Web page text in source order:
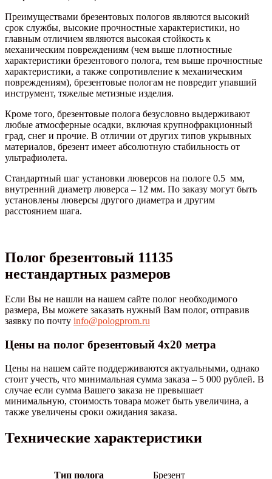
Преимуществами брезентовых пологов являются высокий
срок службы, высокие прочностные характеристики, но
главным отличием являются высокая стойкость к
механическим повреждениям (чем выше плотностные
характеристики брезентового полога, тем выше прочностные
характеристики, а также сопротивление к механическим
повреждениям), брезентовые пологам не повредит упавший
инструмент, тяжелые метизные изделия.
Кроме того, брезентовые полога безусловно выдерживают
любые атмосферные осадки, включая крупнофракционный
град, снег и прочие. В отличии от других типов укрывных
материалов, брезент имеет абсолютную стабильность от
ультрафиолета.
Стандартный шаг установки люверсов на пологе 0.5 мм,
внутренний диаметр люверса – 12 мм. По заказу могут быть
установлены люверсы другого диаметра и другим
расстоянием шага.
Полог брезентовый 11135
нестандартных размеров
Если Вы не нашли на нашем сайте полог необходимого
размера, Вы можете заказать нужный Вам полог, отправив
заявку по почту info@pologprom.ru
Цены на полог брезентовый 4х20 метра
Цены на нашем сайте поддерживаются актуальными, однако
стоит учесть, что минимальная сумма заказа – 5 000 рублей. В
случае если сумма Вашего заказа не превышает
минимальную, стоимость товара может быть увеличина, а
также увеличены сроки ожидания заказа.
Технические характеристики
Тип полога Брезент